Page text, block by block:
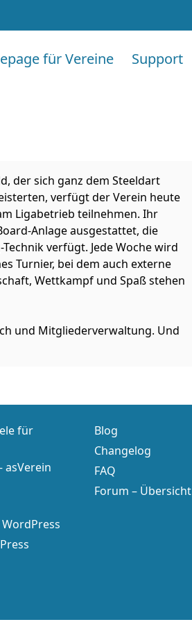
für Vereine Support
der sich ganz dem Steeldart
verfügt der Verein heute
Ligabetrieb teilnehmen. Ihr
ausgestattet, die
verfügt. Jede Woche wird
Turnier, bei dem auch externe
Wettkampf und Spaß stehen
und Mitgliederverwaltung. Und
für
asVerein
Blog
Changelog
FAQ
Forum – Übersicht